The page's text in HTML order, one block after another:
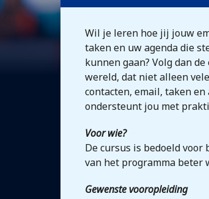
Wil je leren hoe jij jouw
taken en uw agenda die
kunnen gaan? Volg dan
wereld, dat niet alleen
contacten, email, taken
ondersteunt jou met
Voor wie?
De cursus is bedoeld
van het programma beter
Gewenste vooropleiding